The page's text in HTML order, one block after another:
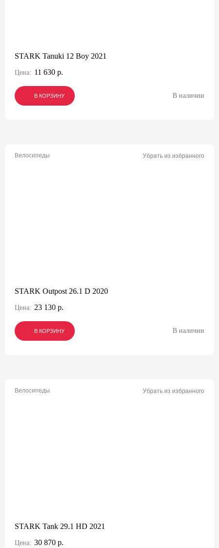
STARK Tanuki 12 Boy 2021
Цена: 11 630 р.
В КОРЗИНУ
В КОРЗИНУ
В КОРЗИНУ В наличии
Велосипеды Убрать из избранного
STARK Outpost 26.1 D 2020
Цена: 23 130 р.
В КОРЗИНУ
В КОРЗИНУ
В КОРЗИНУ В наличии
Велосипеды Убрать из избранного
STARK Tank 29.1 HD 2021
Цена: 30 870 р.